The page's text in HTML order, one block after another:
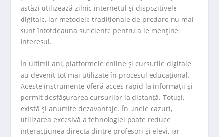
astăzi utilizează zilnic internetul și dispozitivele
digitale, iar metodele tradiționale de predare nu mai
sunt întotdeauna suficiente pentru a le menține
interesul.
În ultimii ani, platformele online și cursurile digitale
au devenit tot mai utilizate în procesul educațional.
Aceste instrumente oferă acces rapid la informații și
permit desfășurarea cursurilor la distanță. Totuși,
există și anumite dezavantaje. În unele cazuri,
utilizarea excesivă a tehnologiei poate reduce
interacțiunea directă dintre profesori și elevi, iar